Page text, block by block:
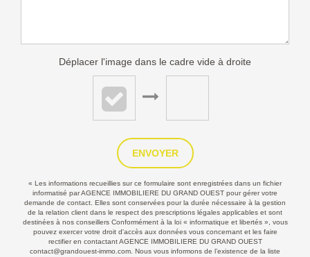
Déplacer l'image dans le cadre vide à droite
ENVOYER
« Les informations recueillies sur ce formulaire sont enregistrées dans un fichier
informatisé par AGENCE IMMOBILIERE DU GRAND OUEST pour gérer votre
demande de contact. Elles sont conservées pour la durée nécessaire à la gestion
de la relation client dans le respect des prescriptions légales applicables et sont
destinées à nos conseillers Conformément à la loi « informatique et libertés », vous
pouvez exercer votre droit d'accès aux données vous concernant et les faire
rectifier en contactant AGENCE IMMOBILIERE DU GRAND OUEST
contact@grandouest-immo.com. Nous vous informons de l’existence de la liste